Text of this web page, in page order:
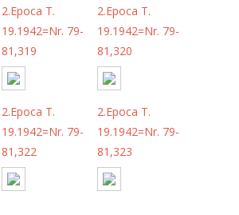
2.Epoca T.
19.1942=Nr. 79-
81,319
2.Epoca T.
19.1942=Nr. 79-
81,320
2.Epoca T.
19.1942=Nr. 79-
81,322
2.Epoca T.
19.1942=Nr. 79-
81,323